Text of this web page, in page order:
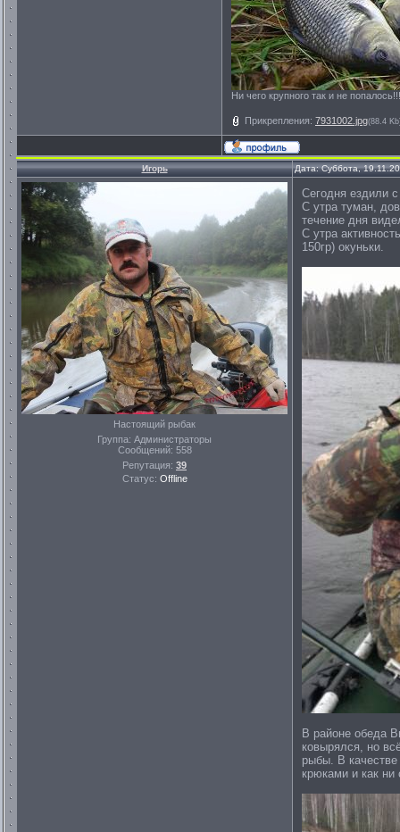
Ни чего крупного так и не попалось!!!
Прикрепления: 7931002.jpg(88.4
Игорь Дата: Суббота,
Настоящий рыбак
Группа: Администраторы
Сообщений: 558
Репутация: 39
Статус: Offline
Сегодня ездили
С утра туман,
течение дня
С утра
150гр) окуньки.
В районе обеда
ковырялся, но
рыбы. В
крюками и как ни